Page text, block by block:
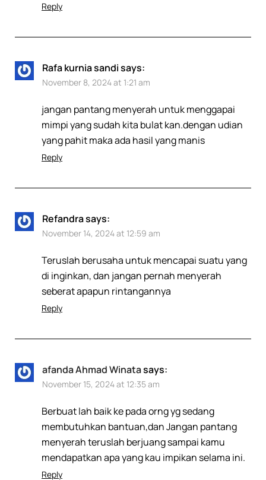
Reply
Rafa kurnia sandisays:
November 8, 2024 at 1:21 am
jangan pantang menyerah untuk menggapai
mimpi yang sudah kita bulat kan.dengan udian
yang pahit maka ada hasil yang manis
Reply
Refandrasays:
November 14, 2024 at 12:59 am
Teruslah berusaha untuk mencapai suatu yang
di inginkan, dan jangan pernah menyerah
seberat apapun rintangannya
Reply
afanda Ahmad Winatasays:
November 15, 2024 at 12:35 am
Berbuat lah baik ke pada orng yg sedang
membutuhkan bantuan,dan Jangan pantang
menyerah teruslah berjuang sampai kamu
mendapatkan apa yang kau impikan selama ini.
Reply